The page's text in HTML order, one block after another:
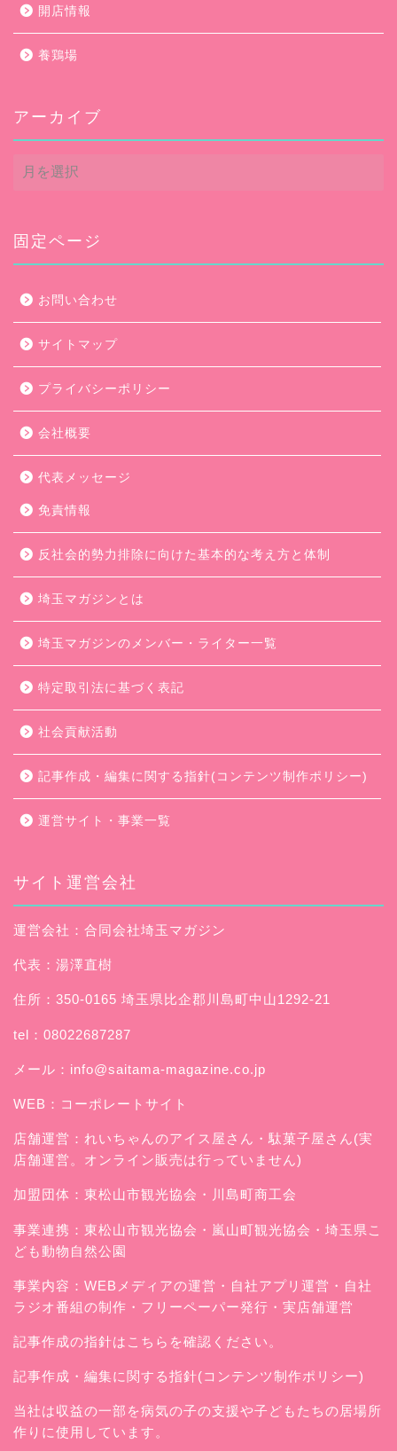
開店情報
養鶏場
アーカイブ
ア
ー
ブ
固定ページ
お問い合わせ
サイトマップ
プライバシーポリシー
会社概要
代表メッセージ
免責情報
反社会的勢力排除に向けた基本的な考え方と体制
埼玉マガジンとは
埼玉マガジンのメンバー・ライター一覧
特定取引法に基づく表記
社会貢献活動
記事作成・編集に関する指針(コンテンツ制作ポリシー)
運営サイト・事業一覧
サイト運営会社
運営会社：合同会社埼玉マガジン
代表：湯澤直樹
住所：350-0165 埼玉県比企郡川島町中山1292-21
tel：08022687287
メール： info@saitama-magazine.co.jp
WEB： コーポレートサイト
店舗運営： れいちゃんのアイス屋さん ・駄菓子屋さん(実
店舗運営。オンライン販売は行っていません)
加盟団体：東松山市観光協会・川島町商工会
事業連携：東松山市観光協会・嵐山町観光協会・埼玉県こ
ども動物自然公園
事業内容：WEBメディアの運営・自社アプリ運営・自社
ラジオ番組の制作・フリーペーパー発行・実店舗運営
記事作成の指針はこちらを確認ください。
記事作成・編集に関する指針(コンテンツ制作ポリシー)
当社は収益の一部を病気の子の支援や子どもたちの居場所
作りに使用しています。